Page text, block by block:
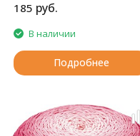
185 руб.
В наличии
Подробнее